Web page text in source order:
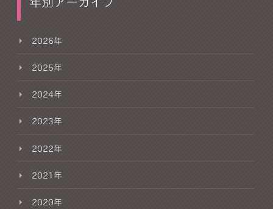
2026年
2025年
2024年
2023年
2022年
2021年
2020年